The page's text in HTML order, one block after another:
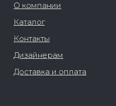
О компании
Каталог
Контакты
Дизайнерам
Доставка и оплата